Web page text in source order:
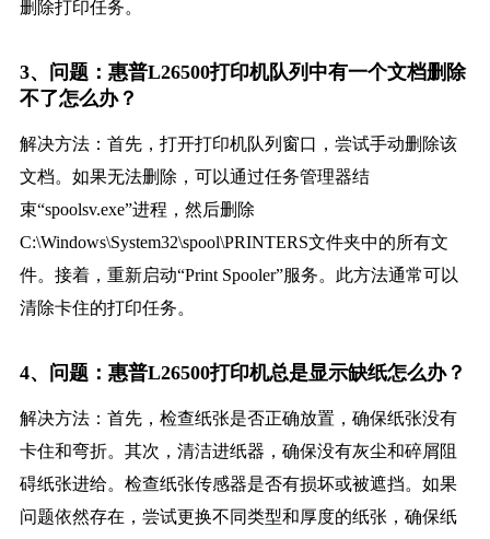
删除打印任务。
3、问题：惠普L26500打印机队列中有一个文档删除
不了怎么办？
解决方法：首先，打开打印机队列窗口，尝试手动删除该
文档。如果无法删除，可以通过任务管理器结
束“spoolsv.exe”进程，然后删除
C:\Windows\System32\spool\PRINTERS文件夹中的所有文
件。接着，重新启动“Print Spooler”服务。此方法通常可以
清除卡住的打印任务。
4、问题：惠普L26500打印机总是显示缺纸怎么办？
解决方法：首先，检查纸张是否正确放置，确保纸张没有
卡住和弯折。其次，清洁进纸器，确保没有灰尘和碎屑阻
碍纸张进给。检查纸张传感器是否有损坏或被遮挡。如果
问题依然存在，尝试更换不同类型和厚度的纸张，确保纸